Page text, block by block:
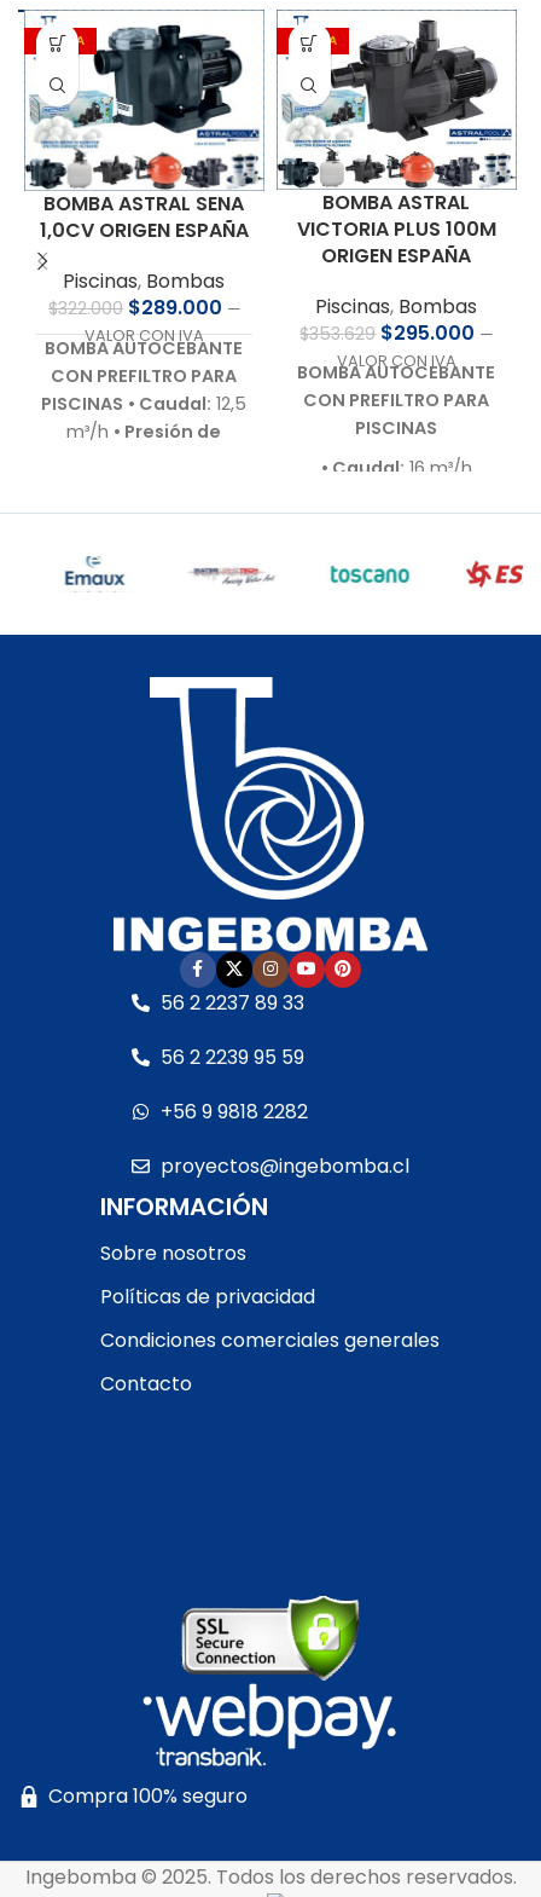
OFERTA
BOMBA ASTRAL SENA
1,0CV ORIGEN ESPAÑA
Piscinas, Bombas
$322.000 $289.000 —
VALOR CON IVA
BOMBA AUTOCEBANTE
CON PREFILTRO PARA
PISCINAS • Caudal: 12,5
m³/h • Presión de
Bajo nivel de ruido•
3,0 m.c.a.
• Incluye:
Racor de conexiones
polipropileno de alta
• Garantía:
Según cláusula del
• Sello
Especial AISI
316 y óxido de alúmina •
Acero
• Motor:–
Debe ser protegida con
interruptor guarda
motor RETIRO EN TIENDA
OFERTA
BOMBA ASTRAL
VICTORIA PLUS 100M
ORIGEN ESPAÑA
Piscinas, Bombas
$353.629 $295.000 —
VALOR CON IVA
BOMBA AUTOCEBANTE
CON PREFILTRO PARA
PISCINAS
• Caudal: 16 m³/h
Bajo nivel de ruido (60–
• Autoaspirante:Hasta
• Cuerpo hidráulico:
Termoplástico de
última generación
• Garantía:
cláusula del fabricante
• Sello mecánico:
Especial AISI 316 y óxido
de aluminia
• Eje del motor:
– Con rodamientos
motor
56 2 2237 89 33
56 2 2239 95 59
+56 9 9818 2282
proyectos@ingebomba.cl
INFORMACIÓN
Sobre nosotros
Políticas de privacidad
Condiciones comerciales generales
Contacto
Compra 100% seguro
Ingebomba © 2025. Todos los derechos reservados.